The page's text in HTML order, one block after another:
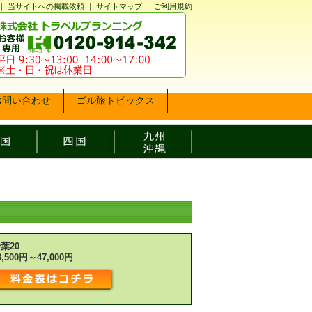
｜ 当サイトへの掲載依頼 ｜ サイトマップ｜ ご利用規約
問い合わせ ゴル旅トピックス
20
円～47,000円